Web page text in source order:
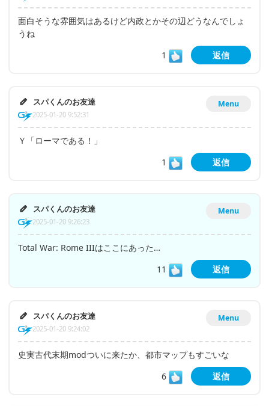
面白そうな雰囲気はあるけど内政とかその辺どうなんでしょ
うね
1
返信
Menu
スパくんのお友達
2025-01-20 9:52:31
Ｙ「ローマである！」
1
返信
Menu
スパくんのお友達
2025-01-20 9:26:23
Total War: Rome IIIはここにあった…
11
返信
Menu
スパくんのお友達
2025-01-20 9:24:02
史実古代末期modついに来たか、都市マップもすごいな
6
返信